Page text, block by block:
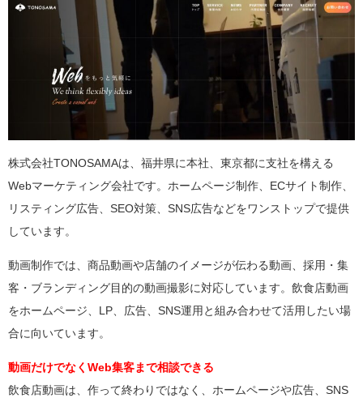
株式会社TONOSAMAは、福井県に本社、東京都に支社を構える
Webマーケティング会社です。ホームページ制作、ECサイト制作、
リスティング広告、SEO対策、SNS広告などをワンストップで提供
しています。
動画制作では、商品動画や店舗のイメージが伝わる動画、採用・集
客・ブランディング目的の動画撮影に対応しています。飲食店動画
をホームページ、LP、広告、SNS運用と組み合わせて活用したい場
合に向いています。
動画だけでなくWeb集客まで相談できる
飲食店動画は、作って終わりではなく、ホームページや広告、SNS